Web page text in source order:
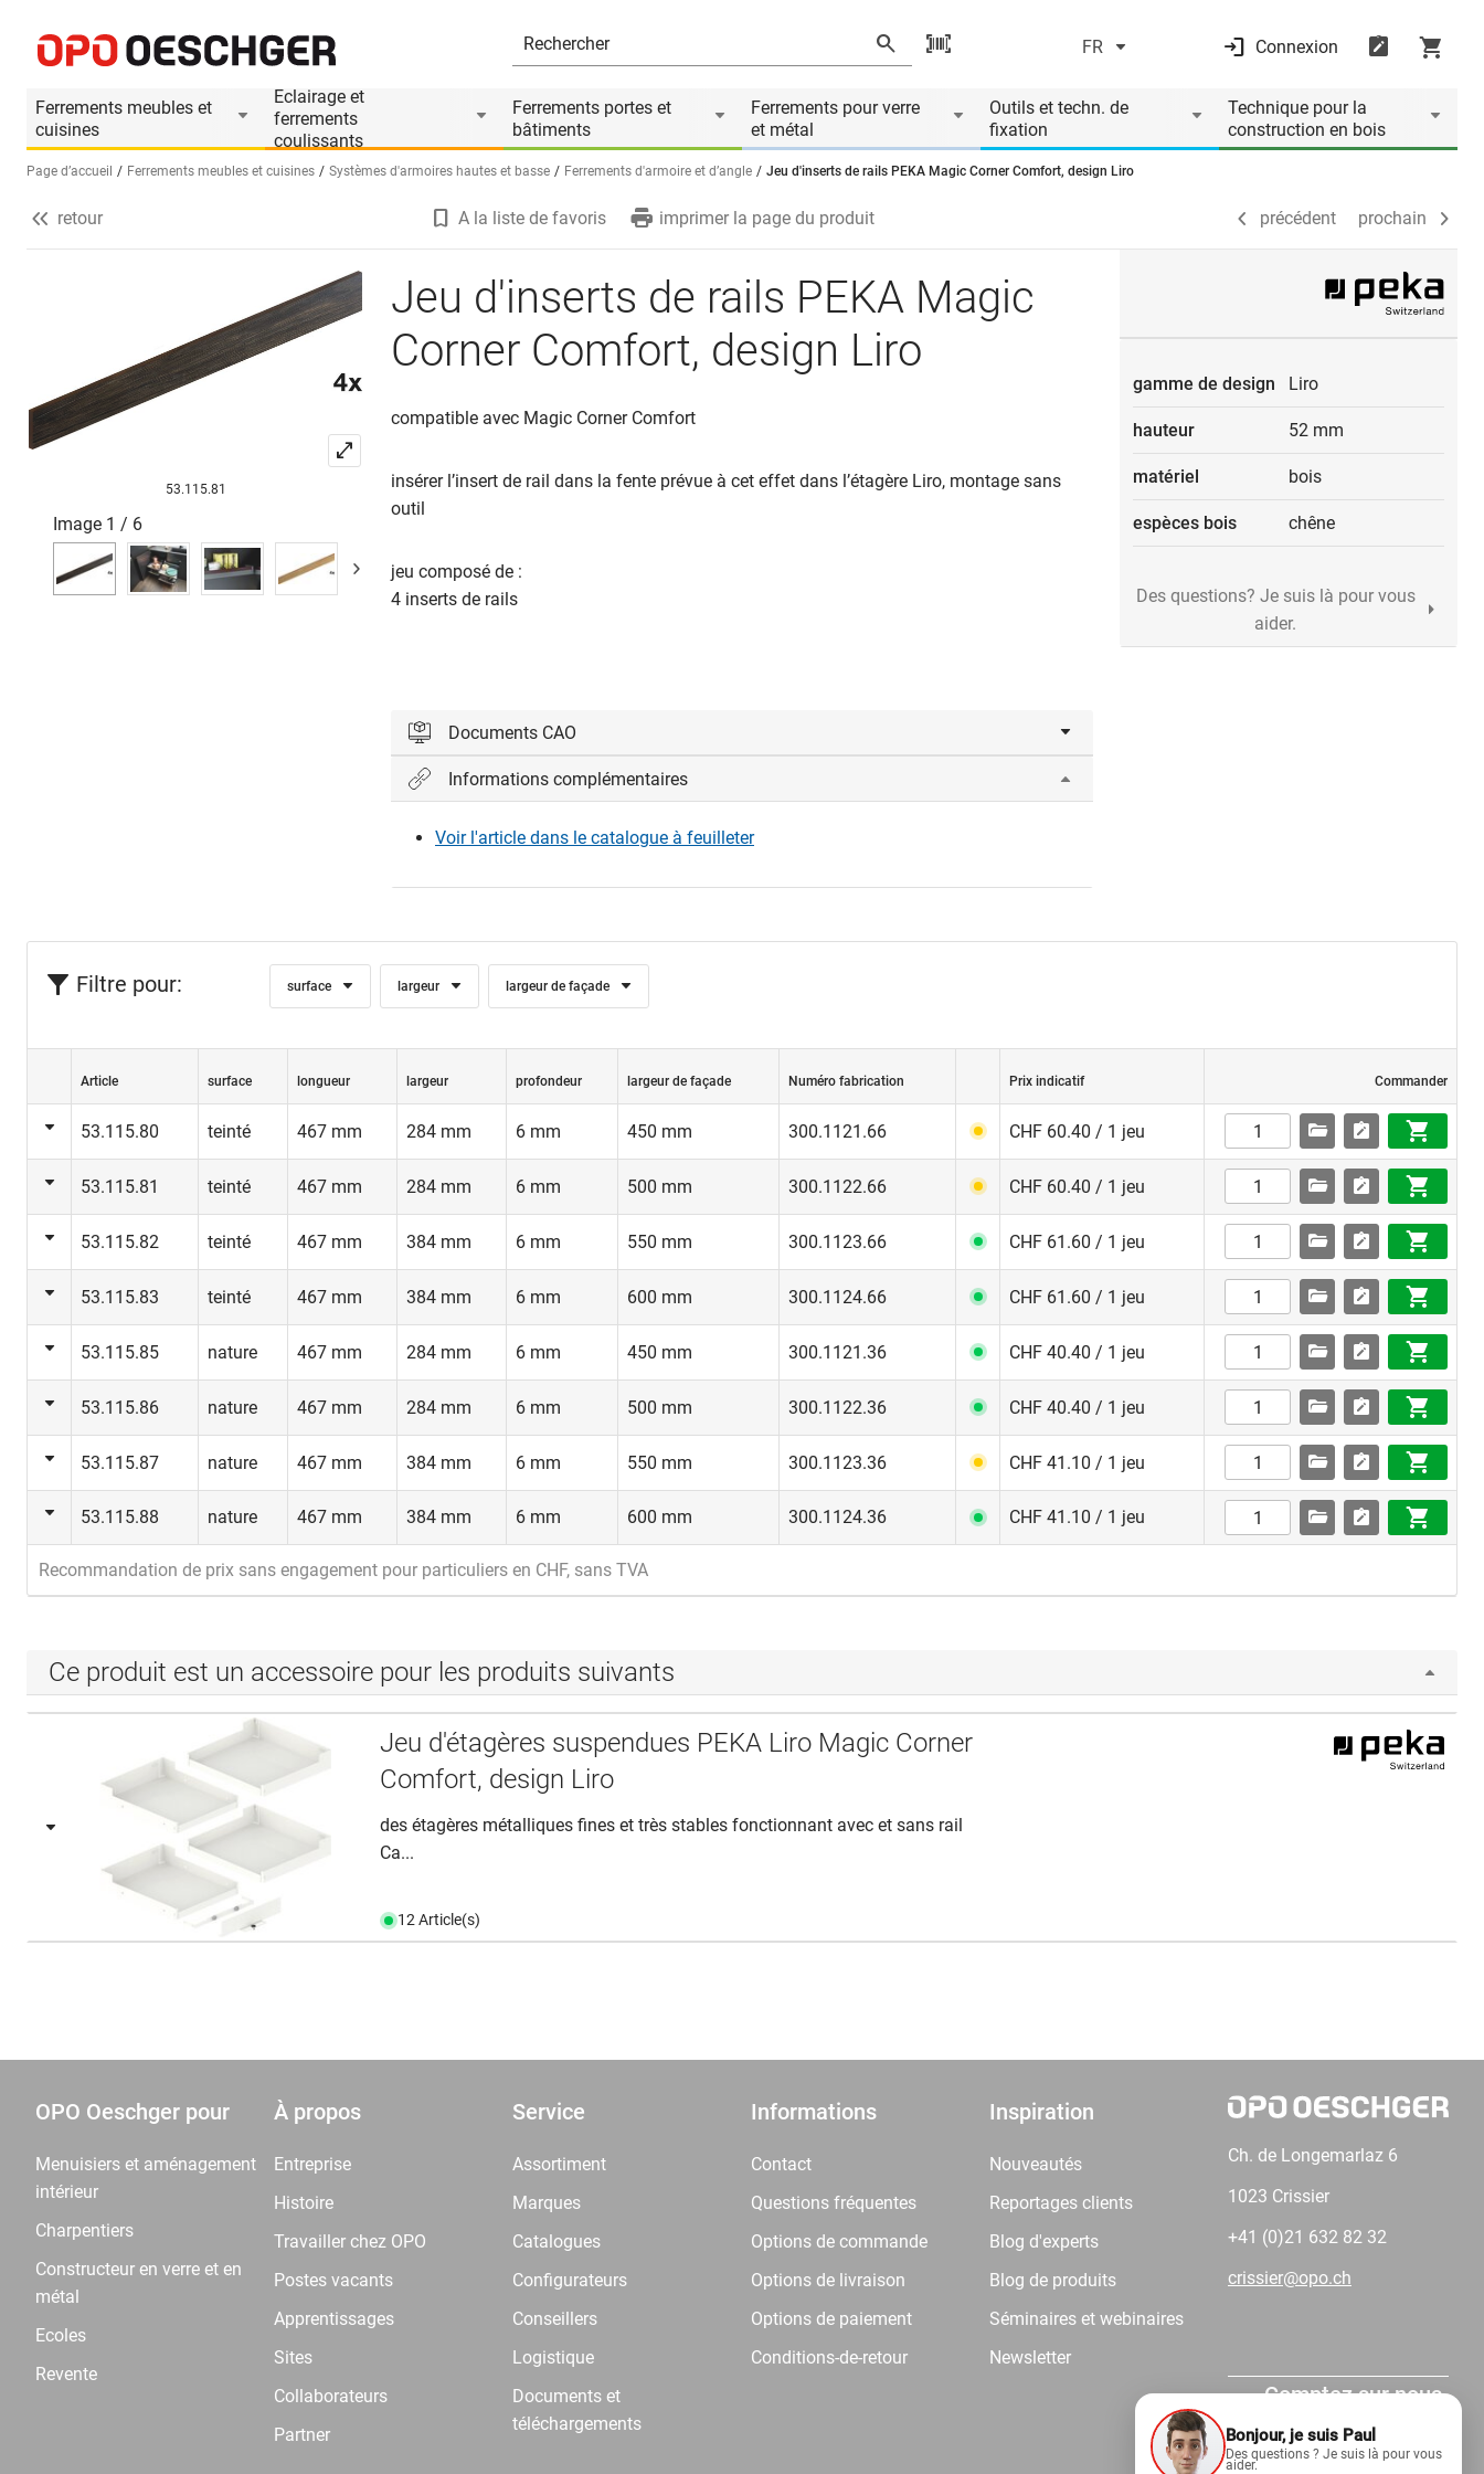
FR Connexion
Ferrements meubles et
cuisines
Eclairage et
ferrements
coulissants
Ferrements portes et
bâtiments
Ferrements pour verre
et métal
Outils et techn. de
fixation
Technique pour la
construction en bois
Sélectionnez une langue (FR)
Page d’accueil Ferrements meubles et cuisines Systèmes d'armoires hautes et basse Ferrements d'armoire et d’angle Jeu d'inserts de rails PEKA Magic Corner Comfort, design Liro
Informations produit
Le produit est accessoire de précédent prochain
retour A la liste de favoris imprimer la page du produit précédent prochain
53.115.81
Image 1 / 6
Jeu d'inserts de rails PEKA Magic
Corner Comfort, design Liro
compatible avec Magic Corner Comfort
insérer l’insert de rail dans la fente prévue à cet effet dans l’étagère Liro, montage sans
outil
jeu composé de :
4 inserts de rails
Documents CAO
Veuillez vous connecter pour afficher et télécharger les fichiers CAD.
Informations complémentaires
Voir l'article dans le catalogue à feuilleter
gamme de design Liro
hauteur 52 mm
matériel bois
espèces bois chêne
Des questions? Je suis là pour vous
aider.
Filtre pour: surface largeur largeur de façade
Article surface longueur largeur profondeur largeur de façade Numéro fabrication Prix indicatif Commander
53.115.80 teinté 467 mm 284 mm 6 mm 450 mm 300.1121.66 CHF 60.40 / 1 jeu
53.115.81 teinté 467 mm 284 mm 6 mm 500 mm 300.1122.66 CHF 60.40 / 1 jeu
53.115.82 teinté 467 mm 384 mm 6 mm 550 mm 300.1123.66 CHF 61.60 / 1 jeu
53.115.83 teinté 467 mm 384 mm 6 mm 600 mm 300.1124.66 CHF 61.60 / 1 jeu
53.115.85 nature 467 mm 284 mm 6 mm 450 mm 300.1121.36 CHF 40.40 / 1 jeu
53.115.86 nature 467 mm 284 mm 6 mm 500 mm 300.1122.36 CHF 40.40 / 1 jeu
53.115.87 nature 467 mm 384 mm 6 mm 550 mm 300.1123.36 CHF 41.10 / 1 jeu
53.115.88 nature 467 mm 384 mm 6 mm 600 mm 300.1124.36 CHF 41.10 / 1 jeu
Recommandation de prix sans engagement pour particuliers en CHF, sans TVA
Ce produit est un accessoire pour les produits suivants
Jeu d'étagères suspendues PEKA Liro Magic Corner
Comfort, design Liro
des étagères métalliques fines et très stables fonctionnant avec et sans rail
Ca...
12 Article(s)
OPO Oeschger pour
Menuisiers et aménagement
intérieur
Charpentiers
Constructeur en verre et en
métal
Ecoles
Revente
À propos
Entreprise
Histoire
Travailler chez OPO
Postes vacants
Apprentissages
Sites
Collaborateurs
Partner
Service
Assortiment
Marques
Catalogues
Configurateurs
Conseillers
Logistique
Documents et
téléchargements
Informations
Contact
Questions fréquentes
Options de commande
Options de livraison
Options de paiement
Conditions-de-retour
Inspiration
Nouveautés
Reportages clients
Blog d'experts
Blog de produits
Séminaires et webinaires
Newsletter
Ch. de Longemarlaz 6
1023 Crissier
+41 (0)21 632 82 32
crissier@opo.ch
Comptez sur nous.
Bonjour, je suis Paul
Des questions ? Je suis là pour vous
aider.